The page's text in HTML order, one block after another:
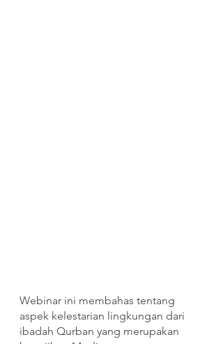
Webinar ini membahas tentang
aspek kelestarian lingkungan dari
ibadah Qurban yang merupakan